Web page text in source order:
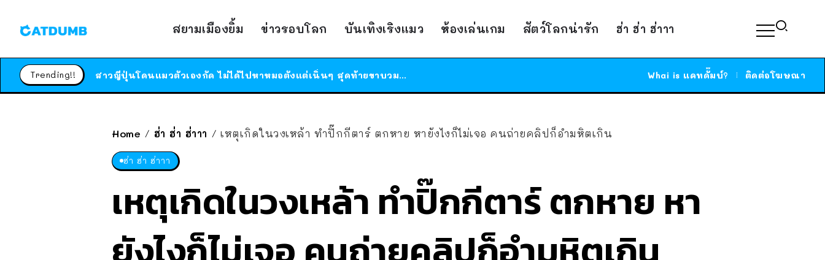
สยามเมืองยิ้ม ข่าวรอบโลก บันเทิงเริงแมว ห้องเล่นเกม สัตว์โลกน่ารัก ฮ่า ฮ่า ฮ่าาา
Trending!!
ร้านอาหารในนิวยอร์กประกาศปิดตัวลง หลังอยู่มานานกว่า 45 ปี ติดป้ายขอบคุณลูกค้าทุกคน แถมสูตรทำไวท์ซอสให้แบบจัดเต็ม
ได้เวลาเด็กหนวดรวมตัว RF Online Next เปิดให้เล่นแล้ว เกม Sci-Fi MMORPG ระดับตำนาน เล่นได้ทั้งมือถือและ PC Whai is แคทดั๊มบ์? ติดต่อโฆษณา
Home / ฮ่า ฮ่า ฮ่าาา / เหตุเกิดในวงเหล้า ทำปิ๊กกีตาร์ ตกหาย หายังไงก็ไม่เจอ คนถ่ายคลิปก็อำมหิตเกิน
ฮ่า ฮ่า ฮ่าาา
เหตุเกิดในวงเหล้า ทำปิ๊กกีตาร์ ตกหาย หา